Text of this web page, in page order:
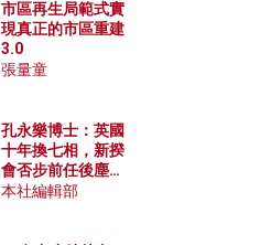
市區再生局範式實
現真正的市區重建
3.0
張量童
孔永樂博士：英國
十年換七相，新揆
會否步前任後塵？
脫歐後英國經濟為
本社編輯部